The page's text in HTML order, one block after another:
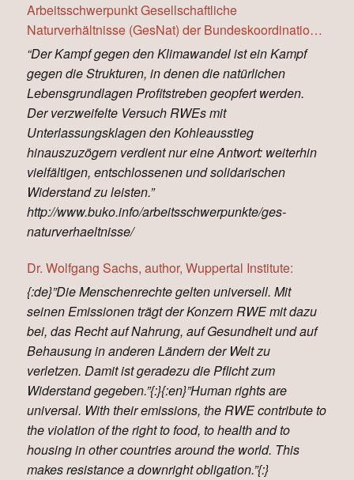
Arbeitsschwerpunkt Gesellschaftliche
Naturverhältnisse (GesNat) der Bundeskoordination
Internationalismus (BUKO):
“Der Kampf gegen den Klimawandel ist ein Kampf
gegen die Strukturen, in denen die natürlichen
Lebensgrundlagen Profitstreben geopfert werden.
Der verzweifelte Versuch RWEs mit
Unterlassungsklagen den Kohleausstieg
hinauszuzögern verdient nur eine Antwort: weiterhin
vielfältigen, entschlossenen und solidarischen
Widerstand zu leisten.”
http://www.buko.info/arbeitsschwerpunkte/ges-
naturverhaeltnisse/
Dr. Wolfgang Sachs, author, Wuppertal Institute:
{:de}”Die Menschenrechte gelten universell. Mit
seinen Emissionen trägt der Konzern RWE mit dazu
bei, das Recht auf Nahrung, auf Gesundheit und auf
Behausung in anderen Ländern der Welt zu
verletzen. Damit ist geradezu die Pflicht zum
Widerstand gegeben.”{:}{:en}”Human rights are
universal. With their emissions, the RWE contribute to
the violation of the right to food, to health and to
housing in other countries around the world. This
makes resistance a downright obligation.”{:}